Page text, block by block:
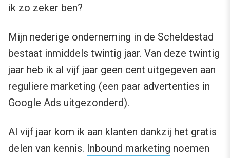
ik zo zeker ben?
Mijn nederige onderneming in de Scheldestad
bestaat inmiddels twintig jaar. Van deze twintig
jaar heb ik al vijf jaar geen cent uitgegeven aan
reguliere marketing (een paar advertenties in
Google Ads uitgezonderd).
Al vijf jaar kom ik aan klanten dankzij het gratis
delen van kennis. Inbound marketing noemen